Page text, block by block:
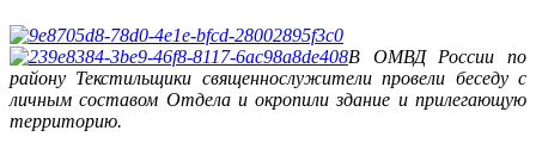
В ОМВД России по
району Текстильщики священнослужители провели беседу с
личным составом Отдела и окропили здание и прилегающую
территорию.